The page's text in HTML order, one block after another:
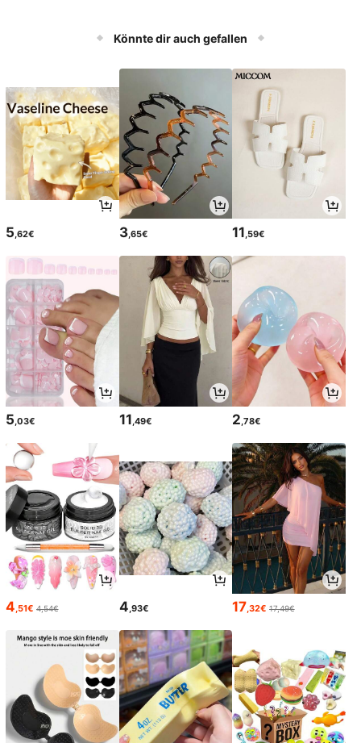
Könnte dir auch gefallen
5 ,62€ 3,65€ 11 ,59€
5,03€ 11,49€ 2,78€
4,51€ 4,54€ 4,93€ 17,32€ 17,49€